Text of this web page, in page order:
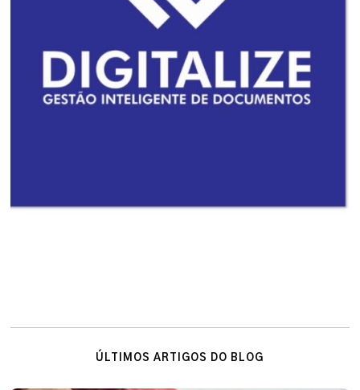
ÚLTIMOS ARTIGOS DO BLOG